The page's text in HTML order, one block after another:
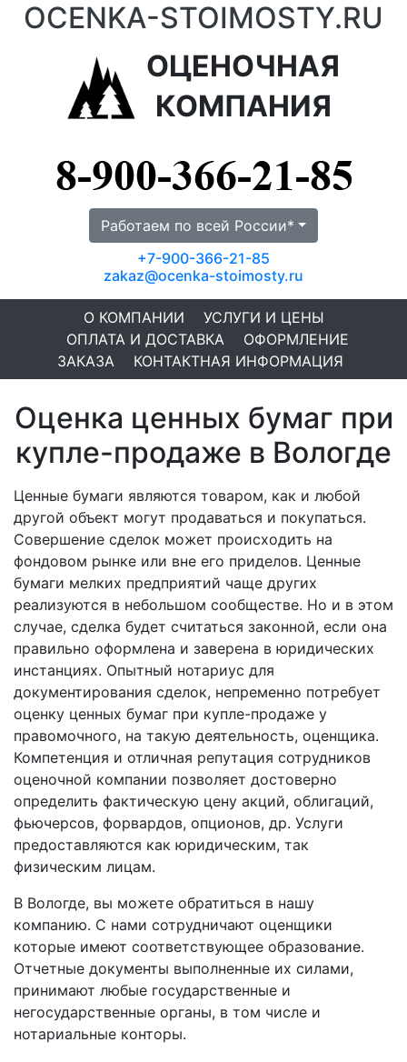
OCENKA-STOIMOSTY.RU
ОЦЕНОЧНАЯ
КОМПАНИЯ
Работаем по всей России*
+7-900-366-21-85
zakaz@ocenka-stoimosty.ru
О КОМПАНИИ
УСЛУГИ И ЦЕНЫ
ОПЛАТА И ДОСТАВКА
ОФОРМЛЕНИЕ
ЗАКАЗА
КОНТАКТНАЯ ИНФОРМАЦИЯ
Оценка ценных бумаг при
купле-продаже в Вологде
Ценные бумаги являются товаром, как и любой
другой объект могут продаваться и покупаться.
Совершение сделок может происходить на
фондовом рынке или вне его приделов. Ценные
бумаги мелких предприятий чаще других
реализуются в небольшом сообществе. Но и в этом
случае, сделка будет считаться законной, если она
правильно оформлена и заверена в юридических
инстанциях. Опытный нотариус для
документирования сделок, непременно потребует
оценку ценных бумаг при купле-продаже у
правомочного, на такую деятельность, оценщика.
Компетенция и отличная репутация сотрудников
оценочной компании позволяет достоверно
определить фактическую цену акций, облигаций,
фьючерсов, форвардов, опционов, др. Услуги
предоставляются как юридическим, так
физическим лицам.
В Вологде, вы можете обратиться в нашу
компанию. С нами сотрудничают оценщики
которые имеют соответствующее образование.
Отчетные документы выполненные их силами,
принимают любые государственные и
негосударственные органы, в том числе и
нотариальные конторы.